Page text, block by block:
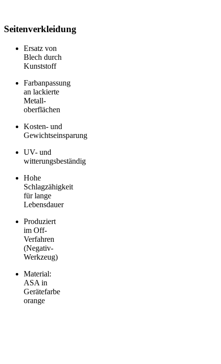
Seitenverkleidung
Ersatz von
Blech durch
Kunststoff
Farbanpassung
an lackierte
Metall­
oberflächen
Kosten- und
Gewichtseinsparung
UV- und
witterungsbeständig
Hohe
Schlagzähigkeit
für lange
Lebensdauer
Produziert
im Off-
Verfahren
(Negativ-
Werkzeug)
Material:
ASA in
Gerätefarbe
orange